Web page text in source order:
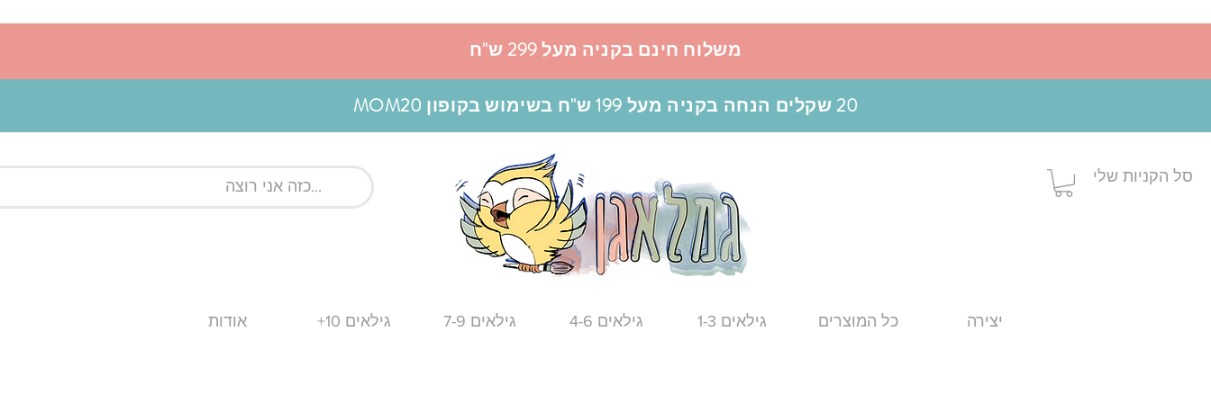
משלוח חינם בקניה מעל 299 ש"ח
20 שקלים הנחה בקניה מעל 199 ש"ח בשימוש בקופון MOM20
סל הקניות שלי
יצירה כל המוצרים גילאים 1-3 גילאים 4-6 גילאים 7-9 גילאים 10+ אודות